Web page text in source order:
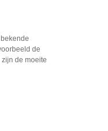
de
de moeite